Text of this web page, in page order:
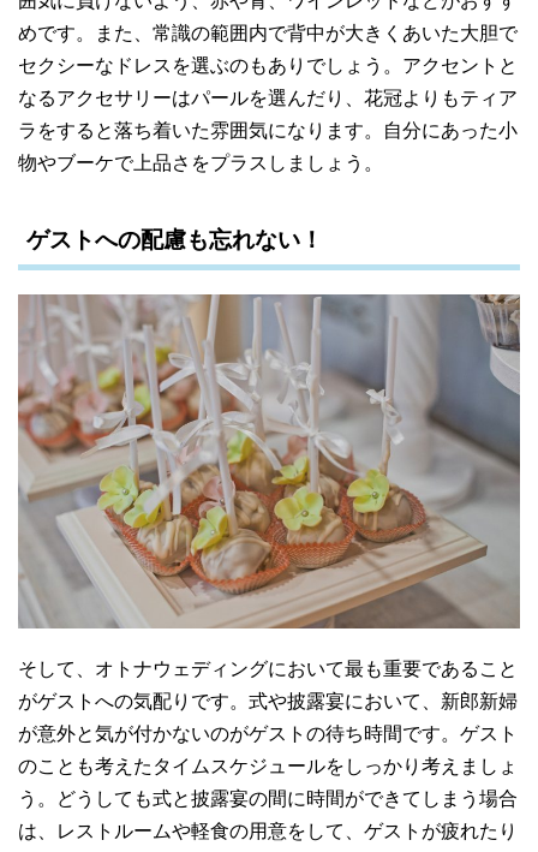
めです。また、常識の範囲内で背中が大きくあいた大胆で
セクシーなドレスを選ぶのもありでしょう。アクセントと
なるアクセサリーはパールを選んだり、花冠よりもティア
ラをすると落ち着いた雰囲気になります。自分にあった小
物やブーケで上品さをプラスしましょう。
ゲストへの配慮も忘れない！
そして、オトナウェディングにおいて最も重要であること
がゲストへの気配りです。式や披露宴において、新郎新婦
が意外と気が付かないのがゲストの待ち時間です。ゲスト
のことも考えたタイムスケジュールをしっかり考えましょ
う。どうしても式と披露宴の間に時間ができてしまう場合
は、レストルームや軽食の用意をして、ゲストが疲れたり